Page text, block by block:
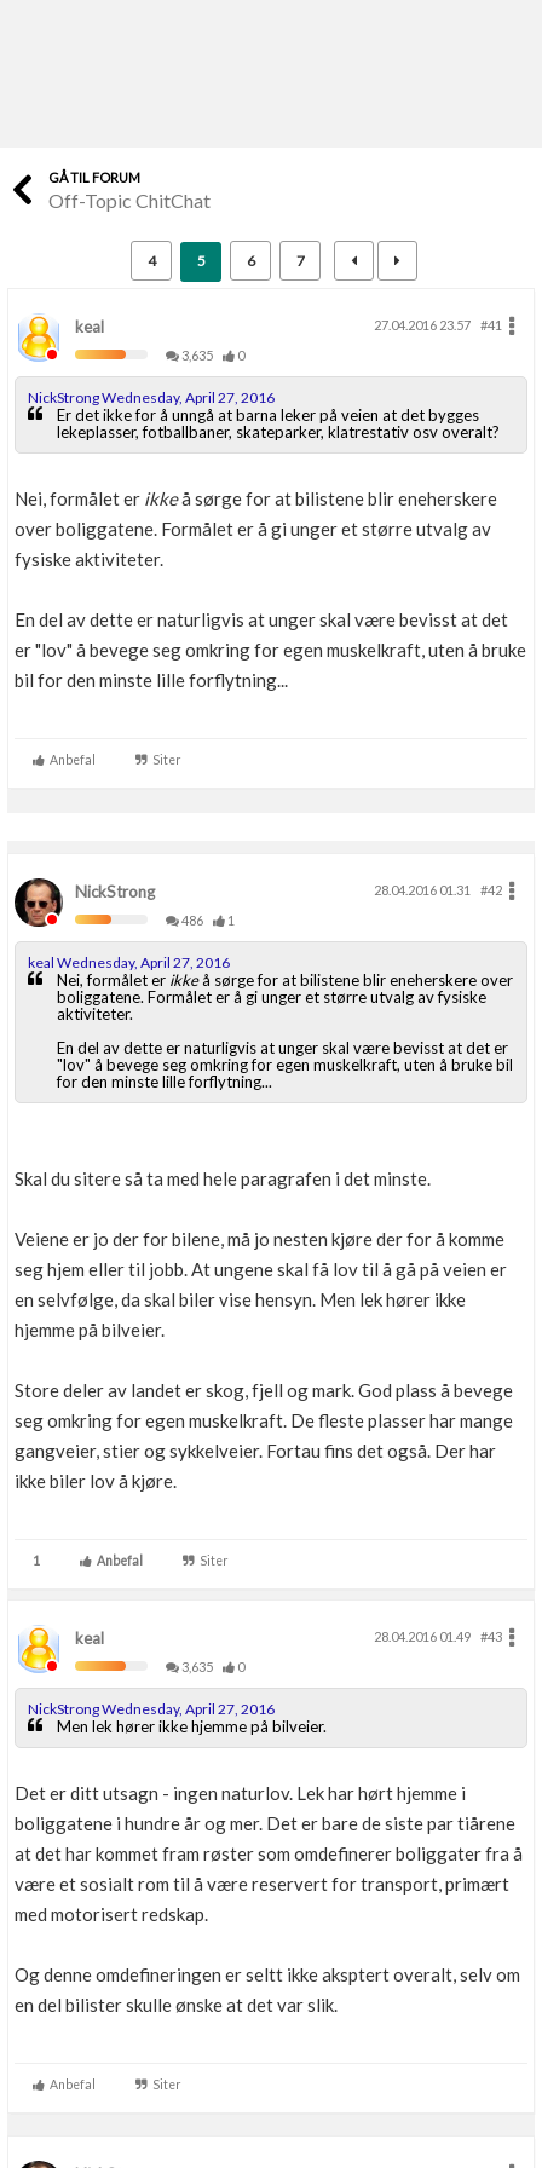
Finn håndverkere
Skaff dokumentasjon som mangler
Kundeservice
Få svar på det du lurer på
Se din bolig? Klikk her
Boligmappa+
GÅ TIL FORUM
Off-Topic ChitChat
4 5 6 7
keal 27.04.2016 23.57
#41
3,635
0
NickStrong Wednesday, April 27, 2016
Er det ikke for å unngå at barna leker på veien at det bygges
lekeplasser, fotballbaner, skateparker, klatrestativ osv overalt?
Nei, formålet er ikkeå sørge for at bilistene blir eneherskere
over boliggatene. Formålet er å gi unger et større utvalg av
fysiske aktiviteter.
En del av dette er naturligvis at unger skal være bevisst at det
er "lov" å bevege seg omkring for egen muskelkraft, uten å bruke
bil for den minste lille forflytning...
Anbefal Siter
NickStrong 28.04.2016 01.31
#42
486
1
keal Wednesday, April 27, 2016
Nei, formålet er ikkeå sørge for at bilistene blir eneherskere over
boliggatene. Formålet er å gi unger et større utvalg av fysiske
aktiviteter.
En del av dette er naturligvis at unger skal være bevisst at det er
"lov" å bevege seg omkring for egen muskelkraft, uten å bruke bil
for den minste lille forflytning...
Skal du sitere så ta med hele paragrafen i det minste.
Veiene er jo der for bilene, må jo nesten kjøre der for å komme
seg hjem eller til jobb. At ungene skal få lov til å gå på veien er
en selvfølge, da skal biler vise hensyn. Men lek hører ikke
hjemme på bilveier.
Store deler av landet er skog, fjell og mark. God plass å bevege
seg omkring for egen muskelkraft. De fleste plasser har mange
gangveier, stier og sykkelveier. Fortau fins det også. Der har
ikke biler lov å kjøre.
1 Anbefal Siter
keal 28.04.2016 01.49
#43
3,635
0
NickStrong Wednesday, April 27, 2016
Men lek hører ikke hjemme på bilveier.
Det er ditt utsagn - ingen naturlov. Lek har hørt hjemme i
boliggatene i hundre år og mer. Det er bare de siste par tiårene
at det har kommet fram røster som omdefinerer boliggater fra å
være et sosialt rom til å være reservert for transport, primært
med motorisert redskap.
Og denne omdefineringen er seltt ikke aksptert overalt, selv om
en del bilister skulle ønske at det var slik.
Anbefal Siter